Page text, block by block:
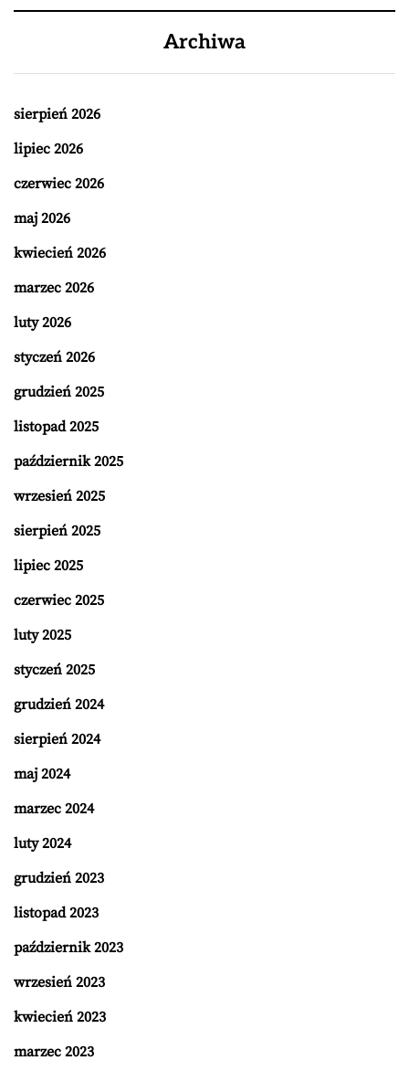
Archiwa
sierpień 2026
lipiec 2026
czerwiec 2026
maj 2026
kwiecień 2026
marzec 2026
luty 2026
styczeń 2026
grudzień 2025
listopad 2025
październik 2025
wrzesień 2025
sierpień 2025
lipiec 2025
czerwiec 2025
luty 2025
styczeń 2025
grudzień 2024
sierpień 2024
maj 2024
marzec 2024
luty 2024
grudzień 2023
listopad 2023
październik 2023
wrzesień 2023
kwiecień 2023
marzec 2023